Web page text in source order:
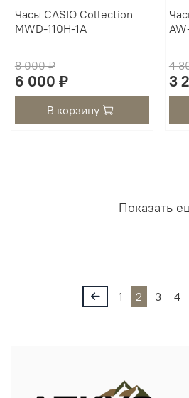
Часы CASIO Collection
MWD-110H-1A
8 000 ₽
6 000 ₽
В корзину
4
3
Показать
1 2 3 4